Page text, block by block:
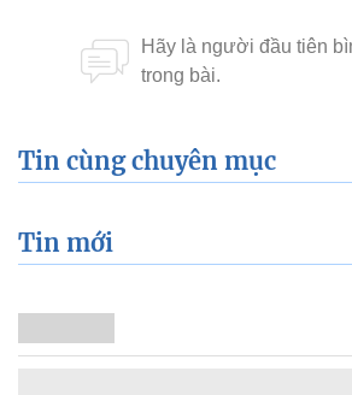
Tin cùng chuyên mục
Tin mới